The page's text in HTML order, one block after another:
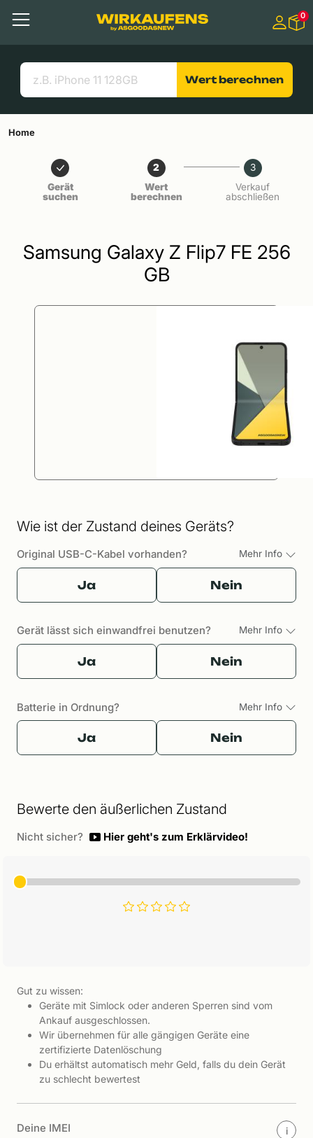
Menü
Suchen
Nützliche Links
0
Wert berechnen
Home
Gerät
suchen
2
Wert
berechnen
3
Verkauf
abschließen
Samsung Galaxy Z Flip7 FE 256
GB
Wie ist der Zustand deines Geräts?
Original USB-C-Kabel vorhanden? Mehr Info
Ja Nein
Gerät lässt sich einwandfrei benutzen? Mehr Info
Ja Nein
Batterie in Ordnung? Mehr Info
Ja Nein
Bewerte den äußerlichen Zustand
Nicht sicher? Hier geht's zum Erklärvideo!
Gut zu wissen:
Geräte mit Simlock oder anderen Sperren sind vom
Ankauf ausgeschlossen.
Wir übernehmen für alle gängigen Geräte eine
zertifizierte Datenlöschung
Du erhältst automatisch mehr Geld, falls du dein Gerät
zu schlecht bewertest
Deine IMEI i